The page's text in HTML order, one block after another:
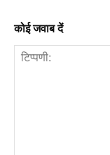
कोई जवाब दें